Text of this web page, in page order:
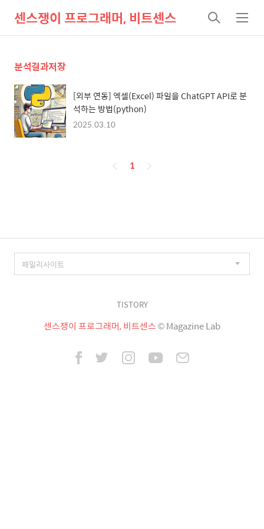
센스쟁이 프로그래머, 비트센스
검
색
메
뉴
분석결과저장
[외부 연동] 엑셀(Excel) 파일을 ChatGPT API로 분
석하는 방법(python)
2025.03.10
페
1
TISTORY
센스쟁이 프로그래머, 비트센스© Magazine Lab